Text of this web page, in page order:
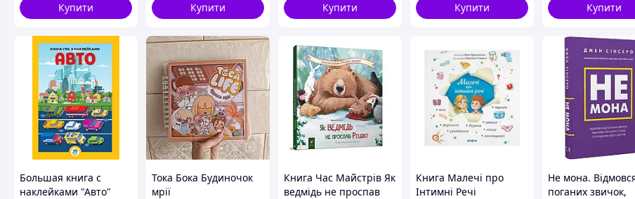
Купити
Купити
Купити
Купити
Купити
Большая книга с
наклейками "Авто"
Тока Бока Будиночок
мрії
Книга Час Майстрів Як
ведмідь не проспав
Книга Малечі про
Інтимні Речі
Не мона.
поганих звичок,